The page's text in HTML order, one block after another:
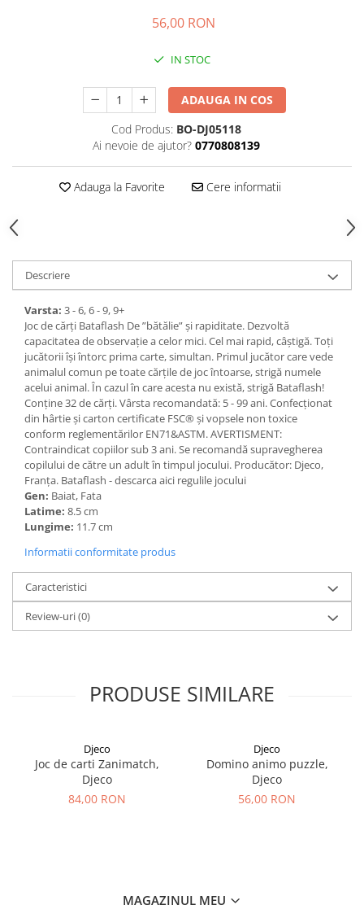
56,00 RON
IN STOC
ADAUGA IN COS
Cod Produs: BO-DJ05118
Ai nevoie de ajutor? 0770808139
Adauga la Favorite Cere informatii
Descriere
Varsta: 3 - 6, 6 - 9, 9+
Joc de cărți Bataflash De ”bătălie” și rapiditate. Dezvoltă
capacitatea de observație a celor mici. Cel mai rapid, câștigă. Toţi
jucătorii îşi întorc prima carte, simultan. Primul jucător care vede
animalul comun pe toate cărţile de joc întoarse, strigă numele
acelui animal. În cazul în care acesta nu există, strigă Bataflash!
Conţine 32 de cărţi. Vârsta recomandată: 5 - 99 ani. Confecționat
din hârtie și carton certificate FSC® și vopsele non toxice
conform reglementărilor EN71&ASTM. AVERTISMENT:
Contraindicat copiilor sub 3 ani. Se recomandă supravegherea
copilului de către un adult în timpul jocului. Producător: Djeco,
Franța. Bataflash - descarca aici regulile jocului
Gen: Baiat, Fata
Latime: 8.5 cm
Lungime: 11.7 cm
Informatii conformitate produs
Caracteristici
Review-uri(0)
PRODUSE SIMILARE
Djeco
Joc de carti Zanimatch,
Djeco
84,00 RON
Djeco
Domino animo puzzle,
Djeco
56,00 RON
MAGAZINUL MEU